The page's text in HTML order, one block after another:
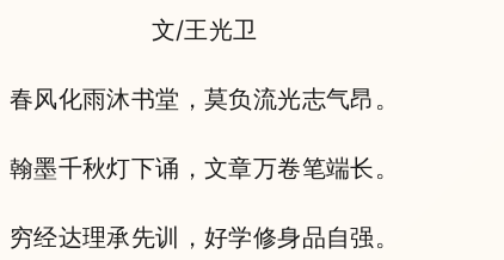
文/王光卫
春风化雨沐书堂，莫负流光志气昂。
翰墨千秋灯下诵，文章万卷笔端长。
穷经达理承先训，好学修身品自强。